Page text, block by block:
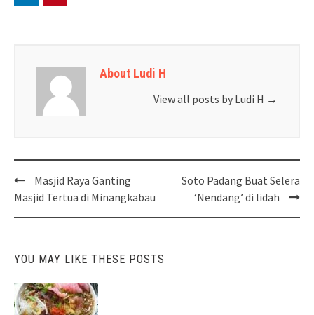
About Ludi H
View all posts by Ludi H →
Post
navigation
Masjid Raya Ganting
Masjid Tertua di Minangkabau
Soto Padang Buat Selera
‘Nendang’ di lidah
YOU MAY LIKE THESE POSTS